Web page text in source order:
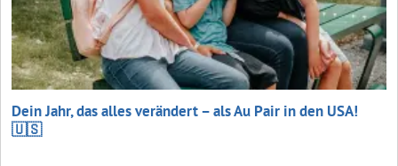
Dein Jahr, das alles verändert – als Au Pair in den USA!
🇺🇸